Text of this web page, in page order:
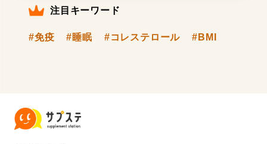
注目キーワード
#免疫 #睡眠 #コレステロール #BMI